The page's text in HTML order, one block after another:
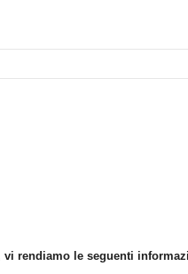
vi rendiamo le seguenti